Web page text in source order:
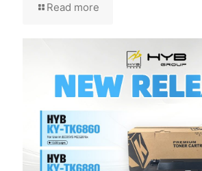
Read more